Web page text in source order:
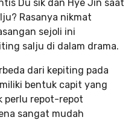
Du sik dan Hye Jin saat
Rasanya nikmat
sejoli ini
salju di dalam drama.
dari kepiting pada
bentuk capit yang
perlu repot-repot
sangat mudah